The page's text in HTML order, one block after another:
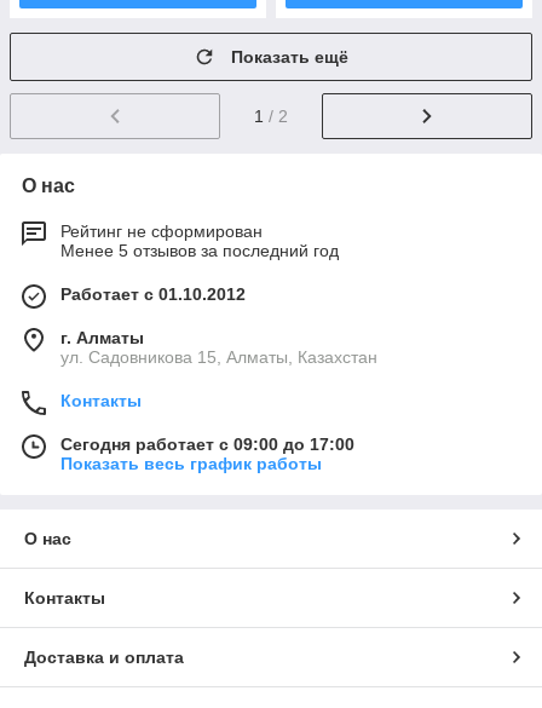
Показать ещё
1 / 2
О нас
Рейтинг не сформирован
Менее 5 отзывов за последний год
Работает с 01.10.2012
г. Алматы
ул. Садовникова 15, Алматы, Казахстан
Контакты
Сегодня работает с 09:00 до 17:00
Показать весь график работы
О нас
Контакты
Доставка и оплата